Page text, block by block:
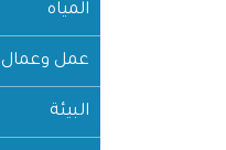
المياه
عمل وعمال
البيئة